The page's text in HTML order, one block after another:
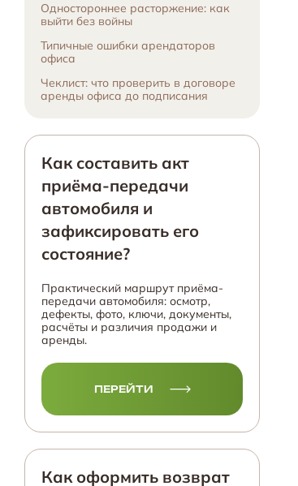
Одностороннее расторжение: как
выйти без войны
Типичные ошибки арендаторов
офиса
Чеклист: что проверить в договоре
аренды офиса до подписания
Как составить акт
приёма-передачи
автомобиля и
зафиксировать его
состояние?
Практический маршрут приёма-
передачи автомобиля: осмотр,
дефекты, фото, ключи, документы,
расчёты и различия продажи и
аренды.
ПЕРЕЙТИ
Как оформить возврат